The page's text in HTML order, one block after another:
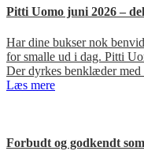
Pitti Uomo juni 2026 –
Har dine bukser nok
for smalle ud i dag. Pitti
Der dyrkes benklæder
Læs mere
Forbudt og godkendt